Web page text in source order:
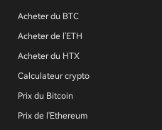
Acheter du BTC
Acheter de l'ETH
Acheter du HTX
Calculateur crypto
Prix du Bitcoin
Prix de l'Ethereum